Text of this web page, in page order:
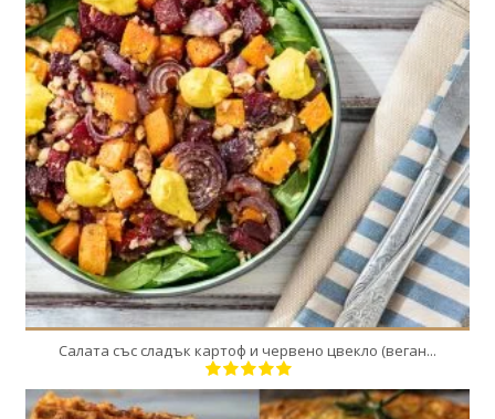
4
4
30 Min
Салата със сладък картоф и червено цвекло (веган...